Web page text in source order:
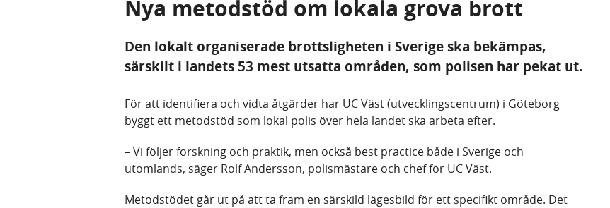
Nya metodstöd om lokala grova brott
Den lokalt organiserade brottsligheten i Sverige ska bekämpas,
särskilt i landets 53 mest utsatta områden, som polisen har pekat ut.
För att identifiera och vidta åtgärder har UC Väst (utvecklingscentrum) i Göteborg
byggt ett metodstöd som lokal polis över hela landet ska arbeta efter.
– Vi följer forskning och praktik, men också best practice både i Sverige och
utomlands, säger Rolf Andersson, polismästare och chef för UC Väst.
Metodstödet går ut på att ta fram en särskild lägesbild för ett specifikt område. Det